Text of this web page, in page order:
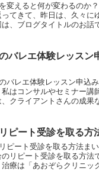
えると何が変わるのか
てきて、昨日は、久々に
、ブログタイトルのお話
バレエ体験レッスン
レエ体験レッスン申込
はコンサルやセミナー講
クライアントさんの成果
ピート受診を取る方
ート受診を取る方法まい
リピート受診を取る方法
治療は「あおぞらクリニッ